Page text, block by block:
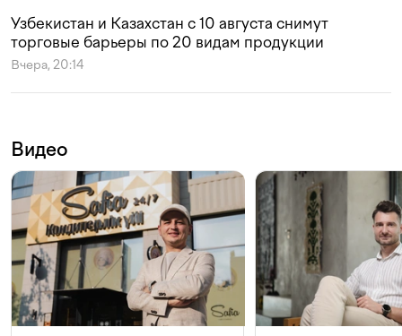
Узбекистан и Казахстан с 10 августа снимут
торговые барьеры по 20 видам продукции
Вчера, 20:14
Видео